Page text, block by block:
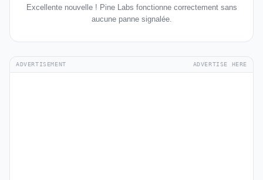
Excellente nouvelle ! Pine Labs fonctionne correctement sans
aucune panne signalée.
ADVERTISEMENT ADVERTISE HERE